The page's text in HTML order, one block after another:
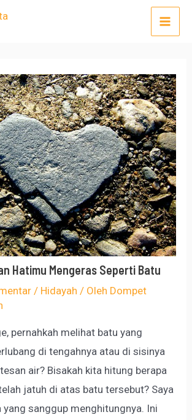
Main
Hatimu Mengeras Seperti Batu
/ Hidayah / Oleh Dompet
pernahkah melihat batu yang
di tengahnya atau di sisinya
air? Bisakah kita hitung berapa
jatuh di atas batu tersebut? Saya
yang sanggup menghitungnya. Ini